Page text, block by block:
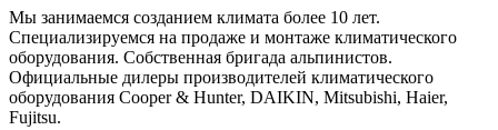
Мы занимаемся созданием климата более 10 лет.
Специализируемся на продаже и монтаже климатического
оборудования. Собственная бригада альпинистов.
Официальные дилеры производителей климатического
оборудования Cooper & Hunter, DAIKIN, Mitsubishi, Haier,
Fujitsu.